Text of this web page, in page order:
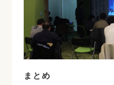
まとめ